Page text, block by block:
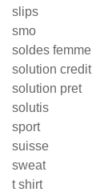
slips
smo
soldes femme
solution credit
solution pret
solutis
sport
suisse
sweat
t shirt